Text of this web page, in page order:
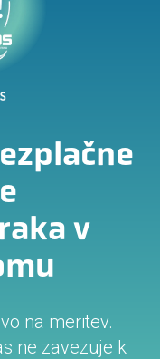
v
na meritev.
ne zavezuje k